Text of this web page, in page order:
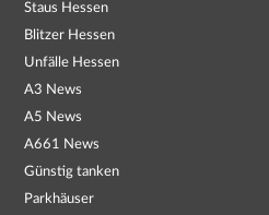
Staus Hessen
Blitzer Hessen
Unfälle Hessen
A3 News
A5 News
A661 News
Günstig tanken
Parkhäuser